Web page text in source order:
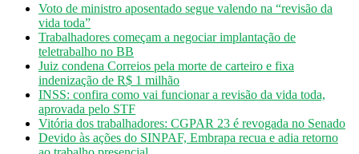
Voto de ministro aposentado segue valendo na “revisão da
vida toda”
Trabalhadores começam a negociar implantação de
teletrabalho no BB
Juiz condena Correios pela morte de carteiro e fixa
indenização de R$ 1 milhão
INSS: confira como vai funcionar a revisão da vida toda,
aprovada pelo STF
Vitória dos trabalhadores: CGPAR 23 é revogada no Senado
Devido às ações do SINPAF, Embrapa recua e adia retorno